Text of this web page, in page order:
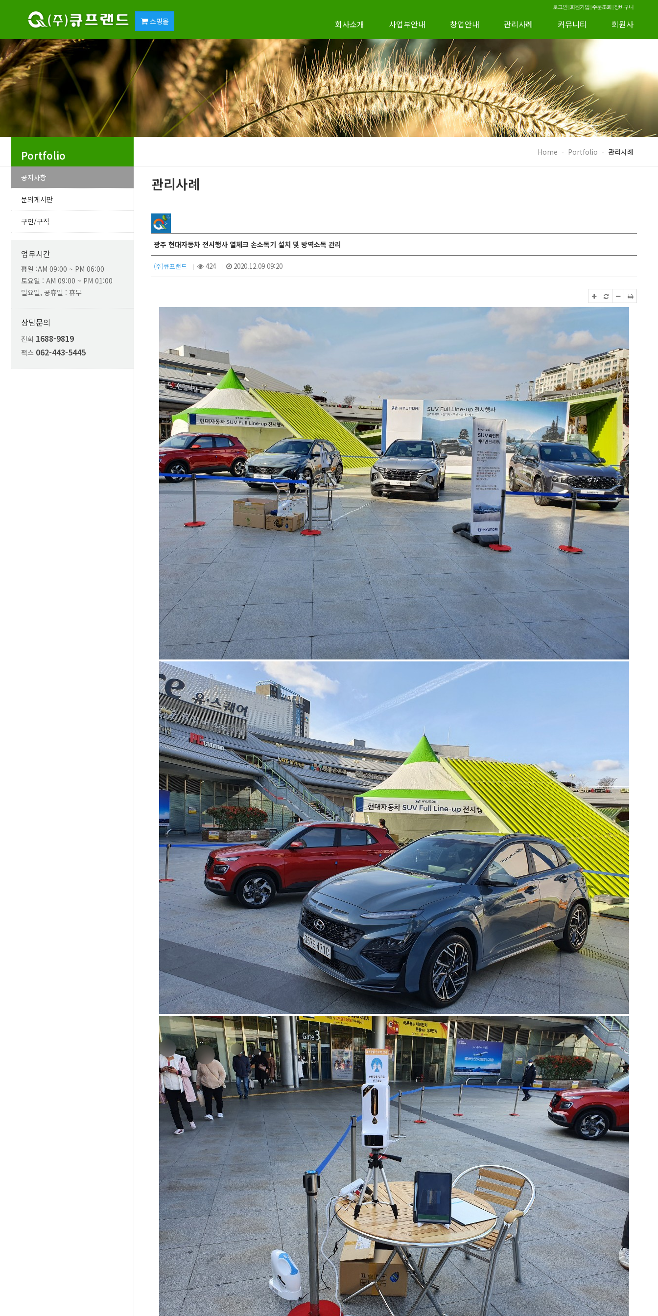
로그인|회원가입|주문조회|장바구니
쇼핑몰 회사소개 사업부안내 창업안내 관리사례 커뮤니티 회원사
Home - Portfolio - 관리사례
Portfolio
공지사항
문의게시판
구인/구직
업무시간
평일 :AM 09:00 ~ PM 06:00
토요일 : AM 09:00 ~ PM 01:00
일요일, 공휴일 : 휴무
상담문의
전화 1688-9819
팩스 062-443-5445
관리사례
광주 현대자동차 전시행사 열체크 손소독기 설치 및 방역소독 관리
(주)큐프랜드 | 424 | 2020.12.09 09:20